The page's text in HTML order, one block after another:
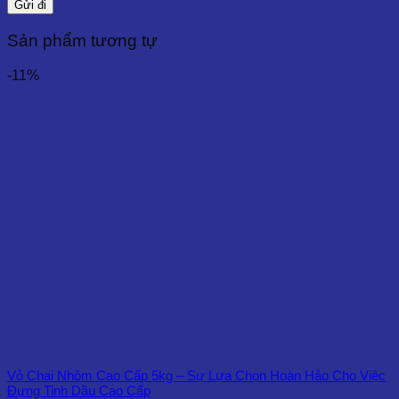
Sản phẩm tương tự
-11%
Vỏ Chai Nhôm Cao Cấp 5kg – Sự Lựa Chọn Hoàn Hảo Cho Việc
Đựng Tinh Dầu Cao Cấp